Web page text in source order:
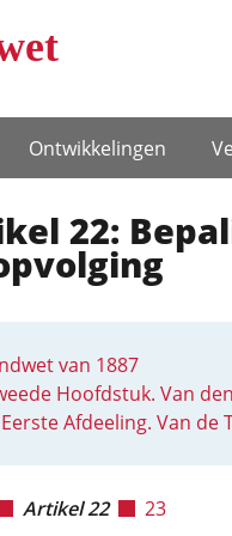
Ontwikke­lingen
22:
van 1887
Hoofdstuk. Van
Eerste Afdeeling. Van de
Artikel 22 23